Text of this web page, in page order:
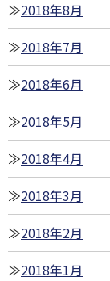
2018年8月
2018年7月
2018年6月
2018年5月
2018年4月
2018年3月
2018年2月
2018年1月